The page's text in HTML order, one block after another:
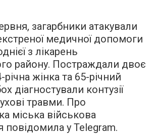
загарбники атакували
медичної допомоги
з лікарень
району. Постраждали двоє
жінка та 65-річний
діагностували контузії
травми. Про
міська військова
повідомила у Telegram.